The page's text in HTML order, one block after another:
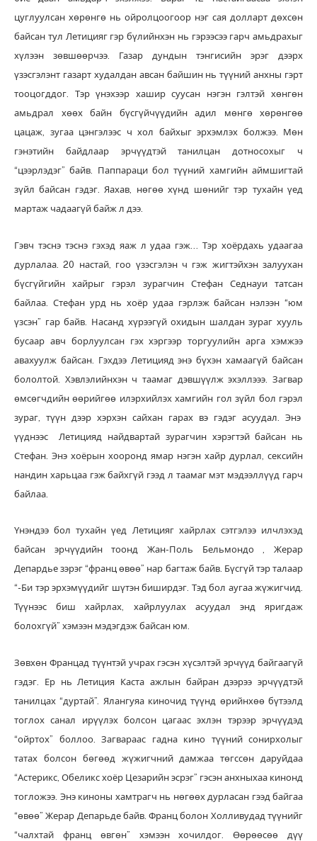
цуглуулсан хөрөнгө нь ойролцоогоор нэг сая долларт дөхсөн
байсан тул Летицияг гэр бүлийнхэн нь гэрээсээ гарч амьдрахыг
хүлээн зөвшөөрчээ. Газар дундын тэнгисийн эрэг дээрх
үзэсгэлэнт газарт худалдан авсан байшин нь түүний анхны гэрт
тооцогддог. Тэр үнэхээр хашир суусан нэгэн гэлтэй хөнгөн
амьдрал хөөх байн бүсгүйчүүдийн адил мөнгө хөрөнгөө
цацаж, зугаа цэнгэлээс ч хол байхыг эрхэмлэх болжээ. Мөн
гэнэтийн байдлаар эрчүүдтэй танилцан дотносохыг ч
“цээрлэдэг” байв. Паппараци бол түүний хамгийн аймшигтай
зүйл байсан гэдэг. Яахав, нөгөө хүнд шөнийг тэр тухайн үед
мартаж чадаагүй байж л дээ.
Гэвч тэснэ тэснэ гэхэд яаж л удаа гэж… Тэр хоёрдахь удаагаа
дурлалаа. 20 настай, гоо үзэсгэлэн ч гэж жигтэйхэн залуухан
бүсгүйгийн хайрыг гэрэл зурагчин Стефан Седнауи татсан
байлаа. Стефан урд нь хоёр удаа гэрлэж байсан нэлээн “юм
үзсэн” гар байв. Насанд хүрээгүй охидын шалдан зураг хууль
бусаар авч борлуулсан гэх хэргээр торгуулийн арга хэмжээ
авахуулж байсан. Гэхдээ Летицияд энэ бүхэн хамаагүй байсан
бололтой. Хэвлэлийнхэн ч таамаг дэвшүүлж эхэллэээ. Загвар
өмсөгчдийн өөрийгөө илэрхийлэх хамгийн гол зүйл бол гэрэл
зураг, түүн дээр хэрхэн сайхан гарах вэ гэдэг асуудал. Энэ
үүднээс Летицияд найдвартай зурагчин хэрэгтэй байсан нь
Стефан. Энэ хоёрын хооронд ямар нэгэн хайр дурлал, сексийн
нандин харьцаа гэж байхгүй гээд л таамаг мэт мэдээллүүд гарч
байлаа.
Үнэндээ бол тухайн үед Летицияг хайрлах сэтгэлээ илчлэхэд
байсан эрчүүдийн тоонд Жан-Поль Бельмондо , Жерар
Депардье зэрэг “франц өвөө” нар багтаж байв. Бүсгүй тэр талаар
“-Би тэр эрхэмүүдийг шүтэн биширдэг. Тэд бол аугаа жүжигчид.
Түүнээс биш хайрлах, хайрлуулах асуудал энд яригдаж
болохгүй” хэмээн мэдэгдэж байсан юм.
Зөвхөн Францад түүнтэй учрах гэсэн хүсэлтэй эрчүүд байгаагүй
гэдэг. Ер нь Летиция Каста ажлын байран дээрээ эрчүүдтэй
танилцах “дуртай”. Ялангуяа киночид түүнд өрийнхөө бүтээлд
тоглох санал ирүүлэх болсон цагаас эхлэн тэрээр эрчүүдэд
“ойртох” боллоо. Загвараас гадна кино түүний сонирхолыг
татах болсон бөгөөд жүжигчний дамжаа төгссөн даруйдаа
“Астерикс, Обеликс хоёр Цезарийн эсрэг” гэсэн анхныхаа кинонд
тогложээ. Энэ киноны хамтрагч нь нөгөөх дурласан гээд байгаа
“өвөө” Жерар Депарьде байв. Франц болон Холливудад түүнийг
“чалхтай франц өвгөн” хэмээн хочилдог. Өөрөөсөө дүү